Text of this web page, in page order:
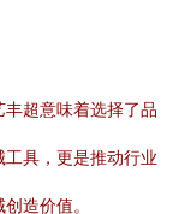
超意味着选择了品
具，更是推动行业
造价值。